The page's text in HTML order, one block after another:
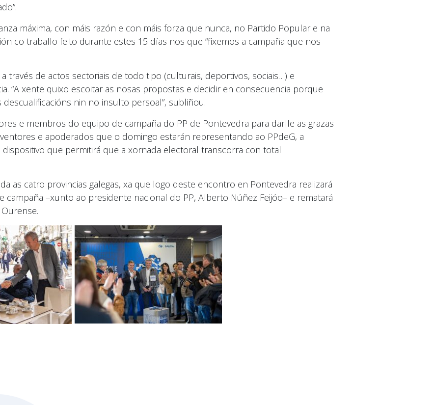
máxima, con máis razón e con máis forza que nunca, no Partido Popular e na
co traballo feito durante estes 15 días nos que “fixemos a campaña que nos
través de actos sectoriais de todo tipo (culturais, deportivos, sociais…) e
“A xente quixo escoitar as nosas propostas e decidir en consecuencia porque
nin no insulto persoal”, subliñou.
e membros do equipo de campaña do PP de Pontevedra para darlle as grazas
e apoderados que o domingo estarán representando ao PPdeG, a
que permitirá que a xornada electoral transcorra con total
as catro provincias galegas, xa que logo deste encontro en Pontevedra realizará
–xunto ao presidente nacional do PP, Alberto Núñez Feijóo– e rematará